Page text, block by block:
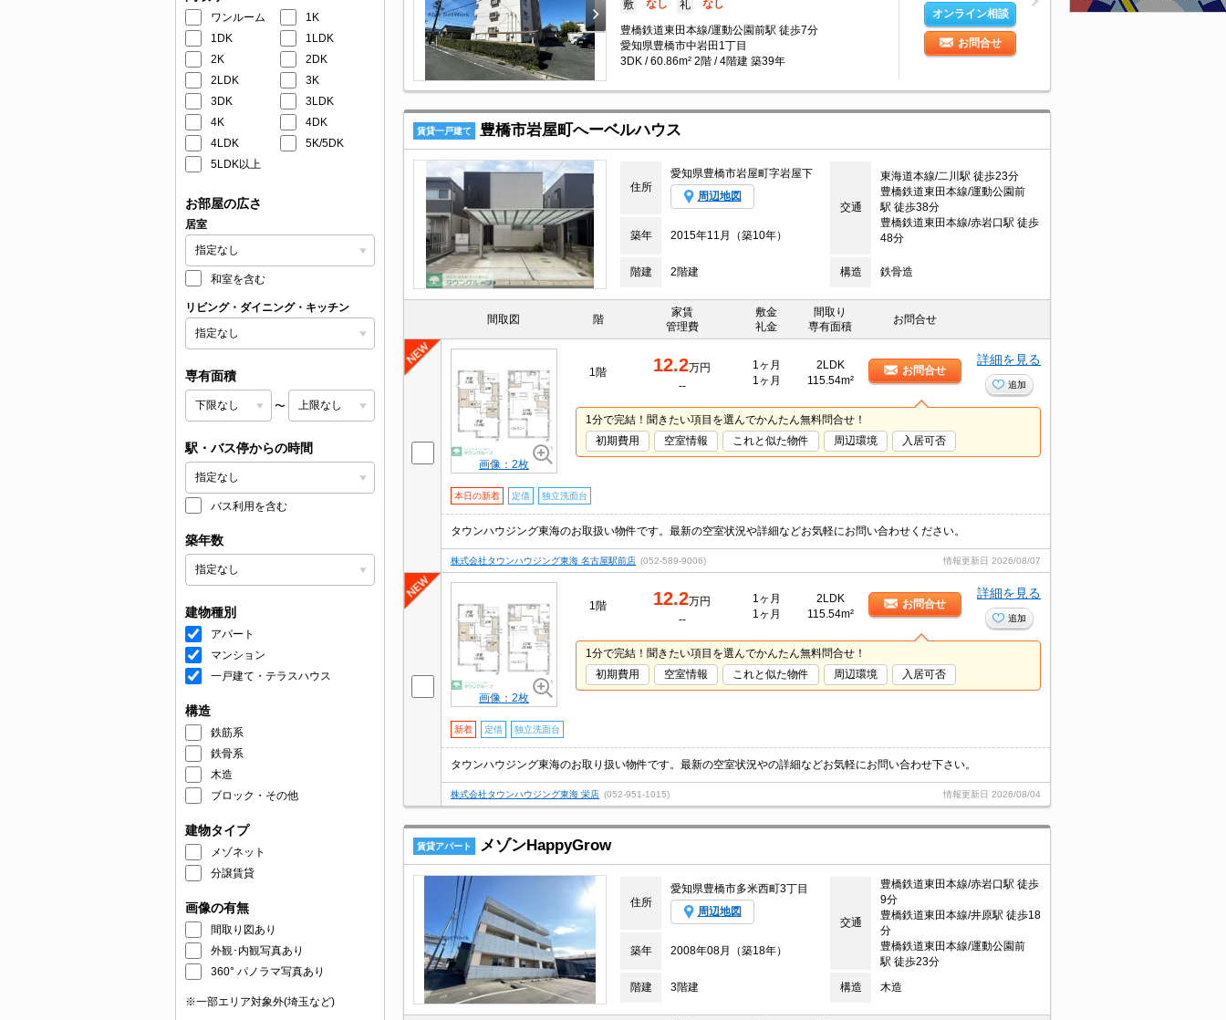
ワンルーム
1K
1DK
1LDK
2K
2DK
2LDK
3K
3DK
3LDK
4K
4DK
4LDK
5K/5DK
5LDK以上
お部屋の広さ
居室
和室を含む
リビング・ダイニング・キッチン
専有面積
〜
駅・バス停からの時間
バス利用を含む
築年数
建物種別
アパート
マンション
一戸建て・テラスハウス
構造
鉄筋系
鉄骨系
木造
ブロック・その他
建物タイプ
メゾネット
分譲賃貸
画像の有無
間取り図あり
外観･内観写真あり
360° パノラマ写真あり
※一部エリア対象外(埼玉など)
敷 なし 礼 なし
豊橋鉄道東田本線/運動公園前駅 徒歩7分
愛知県豊橋市中岩田1丁目
3DK / 60.86m² 2階 / 4階建 築39年
オンライン相談
お問合せ
賃貸一戸建て 豊橋市岩屋町へーベルハウス
住所
愛知県豊橋市岩屋町字岩屋下
周辺地図
交通
東海道本線/二川駅 徒歩23分
豊橋鉄道東田本線/運動公園前
駅 徒歩38分
豊橋鉄道東田本線/赤岩口駅 徒歩
48分
築年 2015年11月（築10年）
階建 2階建 構造 鉄骨造
間取図 階
家賃
管理費
敷金
礼金
間取り
専有面積
お問合せ
画像：2枚
1階 12.2万円
--
1ヶ月
1ヶ月
2LDK
115.54m²
お問合せ
詳細を見る
追加
1分で完結！聞きたい項目を選んでかんたん無料問合せ！
初期費用
空室情報 これと似た物件 周辺環境 入居可否
本日の新着 定借 独立洗面台
タウンハウジング東海のお取扱い物件です。最新の空室状況や詳細などお気軽にお問い合わせください。
株式会社タウンハウジング東海 名古屋駅前店 (052-589-9006) 情報更新日 2026/08/07
画像：2枚
1階 12.2万円
--
1ヶ月
1ヶ月
2LDK
115.54m²
お問合せ
詳細を見る
追加
1分で完結！聞きたい項目を選んでかんたん無料問合せ！
初期費用
空室情報 これと似た物件 周辺環境 入居可否
新着 定借 独立洗面台
タウンハウジング東海のお取り扱い物件です。最新の空室状況やの詳細などお気軽にお問い合わせ下さい。
株式会社タウンハウジング東海 栄店 (052-951-1015) 情報更新日 2026/08/04
賃貸アパート メゾンHappyGrow
住所
愛知県豊橋市多米西町3丁目
周辺地図
交通
豊橋鉄道東田本線/赤岩口駅 徒歩
9分
豊橋鉄道東田本線/井原駅 徒歩18
分
豊橋鉄道東田本線/運動公園前
駅 徒歩23分
築年 2008年08月（築18年）
階建 3階建 構造 木造